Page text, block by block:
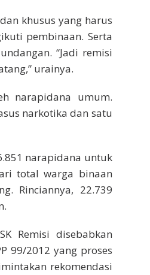
khusus yang harus
pembinaan. Serta
“Jadi remisi
urainya.
narapidana umum.
narkotika dan satu
narapidana untuk
total warga binaan
Rinciannya, 22.739
Remisi disebabkan
99/2012 yang proses
rekomendasi